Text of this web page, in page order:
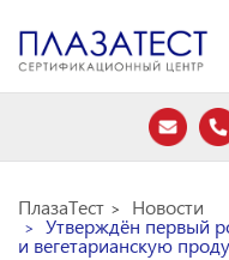
ПлазаТест Новости
Утверждён первый
и вегетарианскую